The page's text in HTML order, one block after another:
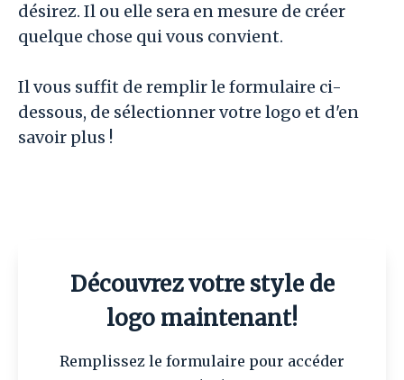
désirez. Il ou elle sera en mesure de créer
quelque chose qui vous convient.
Il vous suffit de remplir le formulaire ci-
dessous, de sélectionner votre logo et d'en
savoir plus !
Découvrez votre style de
logo maintenant!
Remplissez le formulaire pour accéder